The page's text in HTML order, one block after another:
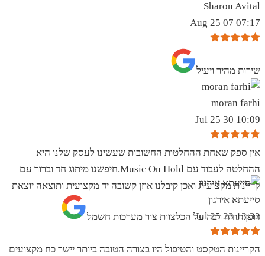
Sharon Avital
07:17 07 Aug 25
שירות מהיר ויעיל
moran farhi
10:09 30 Jul 25
אין ספק שאחת ההחלטות החשובות שעשינו לעסק שלנו היא
ההחלטה לעבוד עם Music On Hold.חיפשנו מיתוג חד וברור עם
קריינות מקצועית ואכן קיבלנו אוזן קשובה יד מקצועית ותוצאה יוצאת
דופן.תודה רבה על הכלצוות צור מערכות חשמל
סייעתא אירגון
13:32 23 Jul 25
הקריינות הטקסט והטיפול היו בצורה הטובה ביותר יישר כח מקצועים